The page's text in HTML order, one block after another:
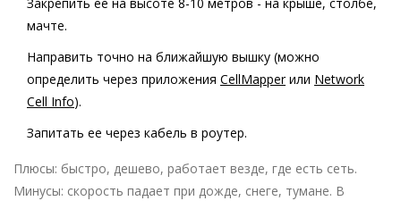
мачте.
Направить точно на ближайшую вышку (можно
определить через приложения CellMapperили Network
Cell Info).
Запитать ее через кабель в роутер.
Плюсы: быстро, дешево, работает везде, где есть сеть.
Минусы: скорость падает при дожде, снеге, тумане. В